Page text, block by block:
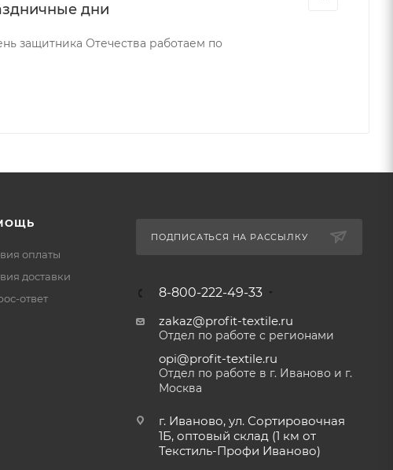
дни
защитника Отечества работаем по
оплаты
доставки
ответ
ПОДПИСАТЬСЯ НА РАССЫЛКУ
8-800-222-49-33
zakaz@profit-textile.ru
Отдел по работе с регионами
opi@profit-textile.ru
Отдел по работе в г. Иваново и г.
Москва
г. Иваново, ул. Сортировочная
1Б, оптовый склад (1 км от
Текстиль-Профи Иваново)